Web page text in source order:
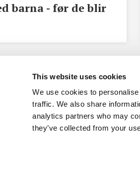
This website uses cookies
We use cookies to
traffic. We also share
analytics partners who may
they’ve collected from your
barna - før de blir
Datingside Cupido
Club
Om datingside Cupido
Club